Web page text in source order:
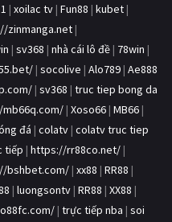
| xoilac tv | Fun88 | kubet |
zinmanga.net |
| sv368 | nhà cái lô đề | 78win |
| socolive | Alo789 | Ae888
| sv368 | truc tiep bong da
| Xoso66 | MB66 |
đá | colatv | colatv truc tiep
tiếp | https://rr88co.net/ |
bshbet.com/ | xx88 | RR88 |
| luongsontv | RR88 | XX88 |
| trực tiếp nba | soi